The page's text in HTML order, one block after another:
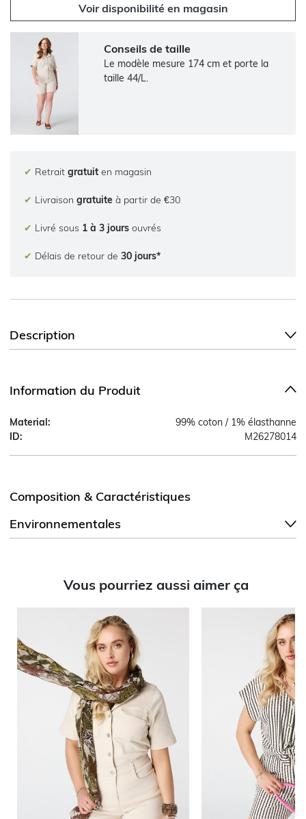
Voir disponibilité en magasin
Conseils de taille
Le modèle mesure 174 cm et porte la
taille 44/L.
✔ Retrait gratuit en magasin
✔ Livraison gratuite à partir de €30
✔ Livré sous 1 à 3 jours ouvrés
✔ Délais de retour de 30 jours*
Description
Information du Produit
Material:
99% coton / 1% élasthanne
ID:
M26278014
Composition & Caractéristiques
Environnementales
Vous pourriez aussi aimer ça